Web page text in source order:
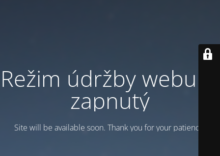
Režim údržby webu je
zapnutý
Site will be available soon. Thank you for your patience!